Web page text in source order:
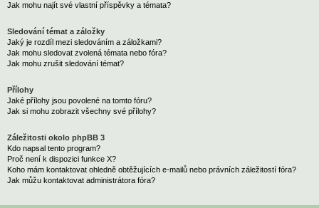
Jak mohu najít své vlastní příspěvky a témata?
Sledování témat a záložky
Jaký je rozdíl mezi sledováním a záložkami?
Jak mohu sledovat zvolená témata nebo fóra?
Jak mohu zrušit sledování témat?
Přílohy
Jaké přílohy jsou povolené na tomto fóru?
Jak si mohu zobrazit všechny své přílohy?
Záležitosti okolo phpBB 3
Kdo napsal tento program?
Proč není k dispozici funkce X?
Koho mám kontaktovat ohledně obtěžujících e-mailů nebo právních záležitostí fóra?
Jak můžu kontaktovat administrátora fóra?